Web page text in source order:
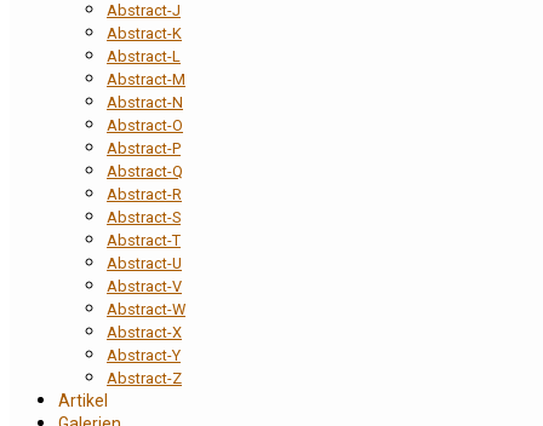
Abstract-J
Abstract-K
Abstract-L
Abstract-M
Abstract-N
Abstract-O
Abstract-P
Abstract-Q
Abstract-R
Abstract-S
Abstract-T
Abstract-U
Abstract-V
Abstract-W
Abstract-X
Abstract-Y
Abstract-Z
Artikel